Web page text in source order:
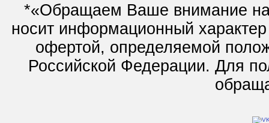
*«Обращаем Ваше внимание на
носит информационный
офертой, определяемой
Российской Федерации. Для